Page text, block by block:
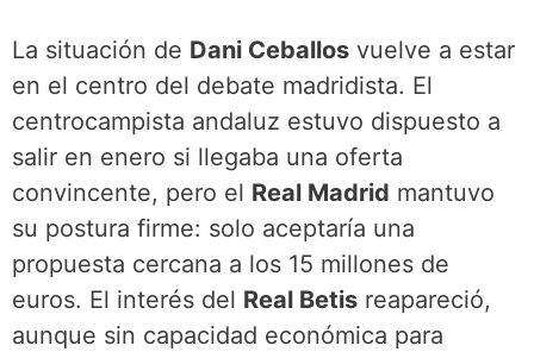
La situación de Dani Ceballos vuelve a estar
en el centro del debate madridista. El
centrocampista andaluz estuvo dispuesto a
salir en enero si llegaba una oferta
convincente, pero el Real Madrid mantuvo
su postura firme: solo aceptaría una
propuesta cercana a los 15 millones de
euros. El interés del Real Betis reapareció,
aunque sin capacidad económica para